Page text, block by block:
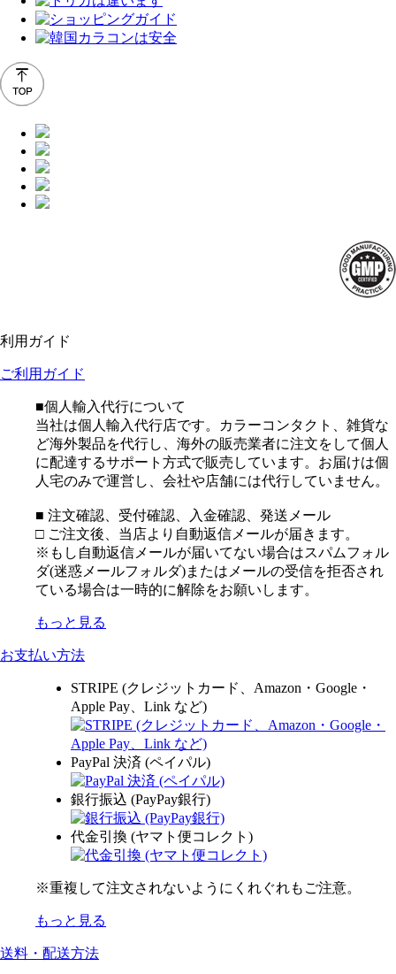
利用ガイド
ご利用ガイド
■個人輸入代行について
当社は個人輸入代行店です。カラーコンタクト、雑貨な
ど海外製品を代行し、海外の販売業者に注文をして個人
に配達するサポート方式で販売しています。お届けは個
人宅のみで運営し、会社や店舗には代行していません。
■ 注文確認、受付確認、入金確認、発送メール
□ ご注文後、当店より自動返信メールが届きます。
※もし自動返信メールが届いてない場合はスパムフォル
ダ(迷惑メールフォルダ)またはメールの受信を拒否され
ている場合は一時的に解除をお願いします。
もっと見る
お支払い方法
STRIPE (クレジットカード、Amazon・Google・
Apple Pay、Link など)
PayPal 決済 (ペイパル)
銀行振込 (PayPay銀行)
代金引換 (ヤマト便コレクト)
※重複して注文されないようにくれぐれもご注意。
もっと見る
送料・配送方法